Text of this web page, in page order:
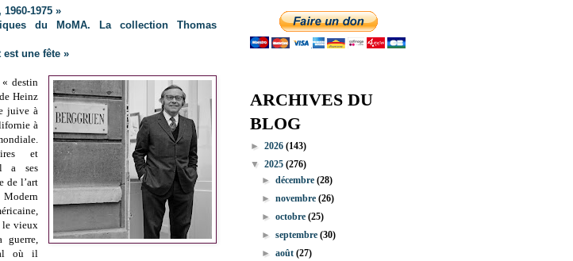
1975 »
du MoMA. La collection Thomas
une fête »
destin
Heinz
juive à
à
et
a ses
de l’art
le vieux
guerre,
où il
ARCHIVES DU
BLOG
► 2026 (143)
▼ 2025 (276)
►décembre(28)
►novembre(26)
►octobre(25)
►septembre(30)
►août(27)